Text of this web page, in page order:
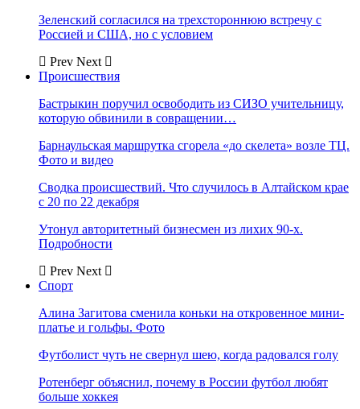
Зеленский согласился на трехстороннюю встречу с
Россией и США, но с условием
Prev Next
Происшествия
Бастрыкин поручил освободить из СИЗО учительницу,
которую обвинили в совращении…
Барнаульская маршрутка сгорела «до скелета» возле ТЦ.
Фото и видео
Сводка происшествий. Что случилось в Алтайском крае
с 20 по 22 декабря
Утонул авторитетный бизнесмен из лихих 90-х.
Подробности
Prev Next
Спорт
Алина Загитова сменила коньки на откровенное мини-
платье и гольфы. Фото
Футболист чуть не свернул шею, когда радовался голу
Ротенберг объяснил, почему в России футбол любят
больше хоккея